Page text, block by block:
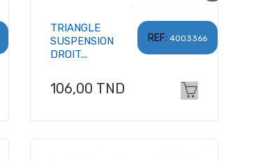
REF: 4003366
TRIANGLE
SUSPENSION
DROIT...
Prix
106,00 TND